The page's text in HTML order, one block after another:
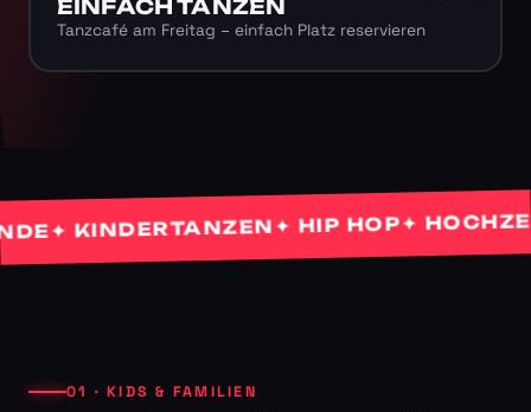
EINFACH TANZEN
Tanzcafé am Freitag – einfach Platz reservieren
KINDERTANZEN✦ HIP HOP ✦
01 · KIDS & FAMILIEN